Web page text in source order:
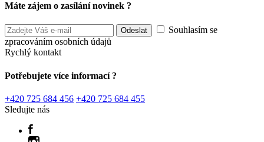
Máte zájem o zasílání novinek ?
Souhlasím se
zpracováním osobních údajů
Rychlý kontakt
Potřebujete více informací ?
+420 725 684 456 +420 725 684 455
Sledujte nás